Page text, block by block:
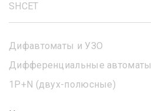
SHСET
Дифавтоматы и УЗО
Дифференциальные автоматы
1Р+N (двух-полюсные)